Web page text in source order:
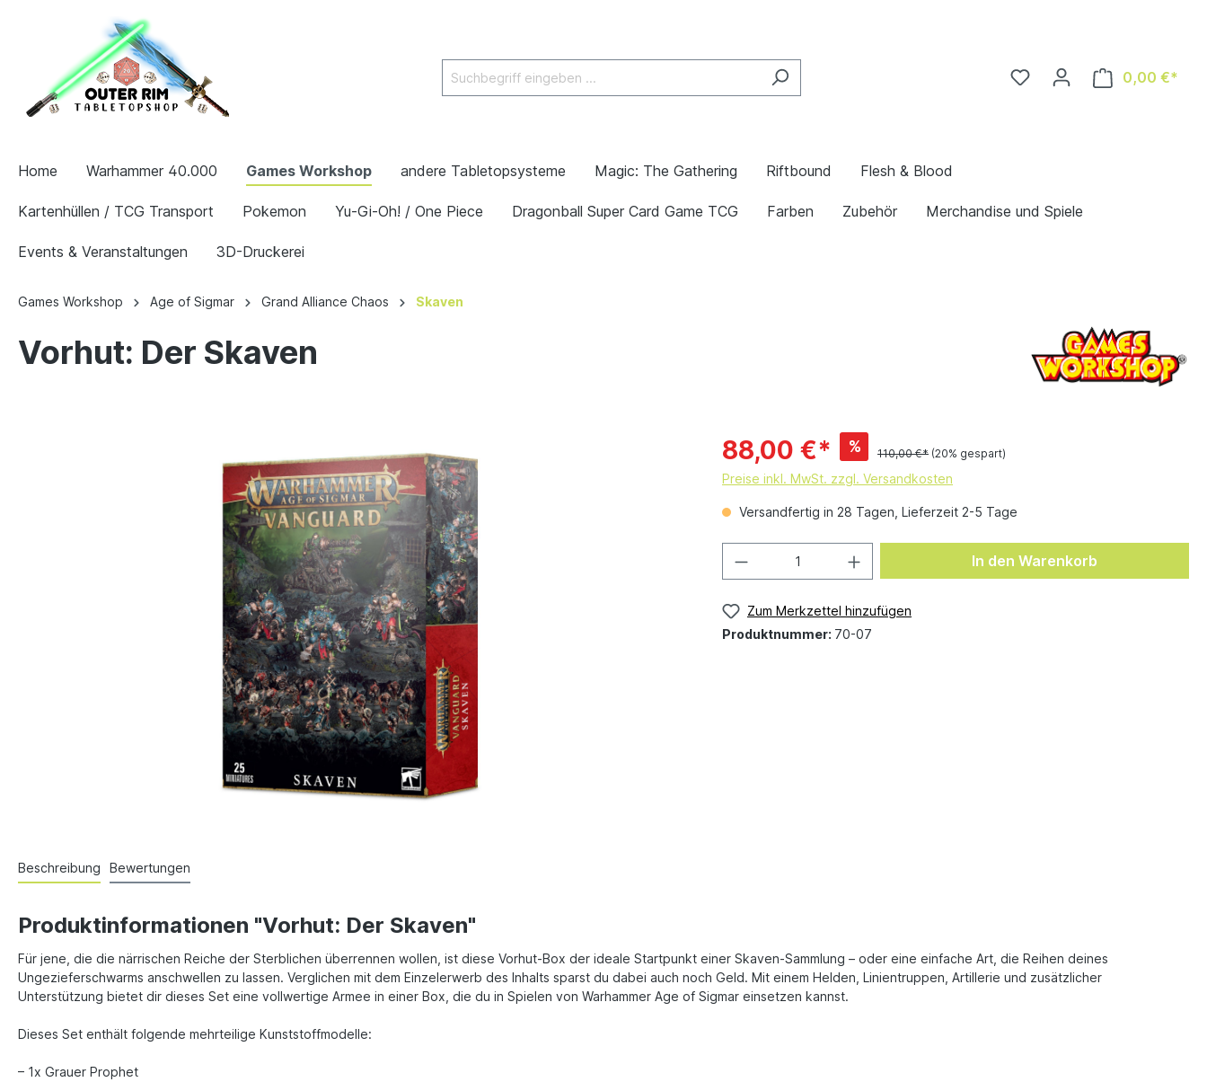
0,00 €*
Home Warhammer 40.000 Games Workshop andere Tabletopsysteme Magic: The Gathering Riftbound Flesh & Blood
Kartenhüllen / TCG Transport Pokemon Yu-Gi-Oh! / One Piece Dragonball Super Card Game TCG Farben Zubehör Merchandise und Spiele
Events & Veranstaltungen 3D-Druckerei
Games Workshop Age of Sigmar Grand Alliance Chaos Skaven
Vorhut: Der Skaven
88,00 €* % 110,00 €* (20% gespart)
Preise inkl. MwSt. zzgl. Versandkosten
Versandfertig in 28 Tagen, Lieferzeit 2-5 Tage
In den Warenkorb
Zum Merkzettel hinzufügen
Produktnummer: 70-07
Beschreibung Bewertungen
Produktinformationen "Vorhut: Der Skaven"
Für jene, die die närrischen Reiche der Sterblichen überrennen wollen, ist diese Vorhut-Box der ideale Startpunkt einer Skaven-Sammlung – oder eine einfache Art, die Reihen deines
Ungezieferschwarms anschwellen zu lassen. Verglichen mit dem Einzelerwerb des Inhalts sparst du dabei auch noch Geld. Mit einem Helden, Linientruppen, Artillerie und zusätzlicher
Unterstützung bietet dir dieses Set eine vollwertige Armee in einer Box, die du in Spielen von Warhammer Age of Sigmar einsetzen kannst.
Dieses Set enthält folgende mehrteilige Kunststoffmodelle:
– 1x Grauer Prophet